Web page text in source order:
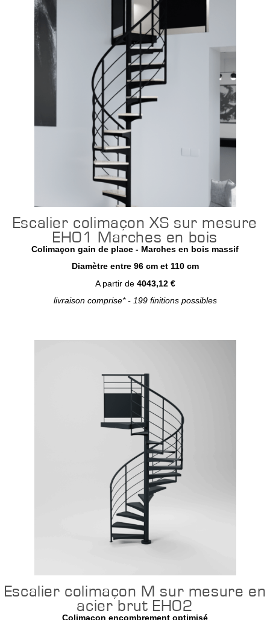
Escalier colimaçon XS sur mesure
EH01 Marches en bois
Colimaçon gain de place - Marches en bois massif
Diamètre entre 96 cm et 110 cm
A partir de 4043,12 €
livraison comprise* - 199 finitions possibles
Escalier colimaçon M sur mesure en
acier brut EH02
Colimaçon encombrement optimisé